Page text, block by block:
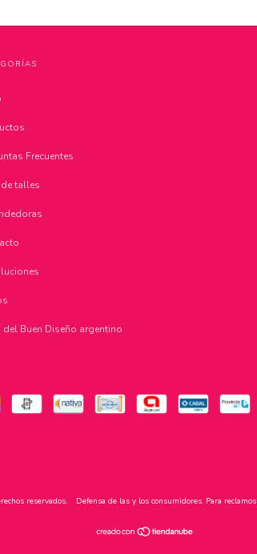
Frecuentes
talles
del Buen Diseño argentino
reservados. Defensa de las y los consumidores. Para reclamos